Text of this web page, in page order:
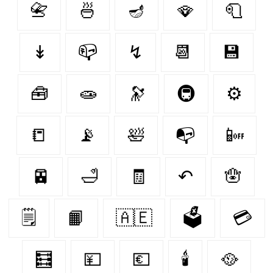
📇 🍜 🪔 🪭 🧻
↡ 📪 ↯ 📆 💾
🧰 🧫 🔭 🚇 ⚙️
📒 📡 🛀 📭 📴
🚈 🛁 🧾 ↶ 🪬
🗒️ 📙 🇦🇪 🗳️ 💳
🧮 💴 💶 🕯️ 🥘